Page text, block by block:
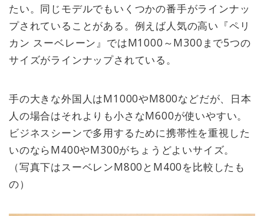
たい。同じモデルでもいくつかの番手がラインナッ
プされていることがある。例えば人気の高い『ペリ
カン スーベレーン』ではM1000～M300まで5つの
サイズがラインナップされている。
手の大きな外国人はM1000やM800などだが、日本
人の場合はそれよりも小さなM600が使いやすい。
ビジネスシーンで多用するために携帯性を重視した
いのならM400やM300がちょうどよいサイズ。
（写真下はスーベレンM800とM400を比較したも
の）